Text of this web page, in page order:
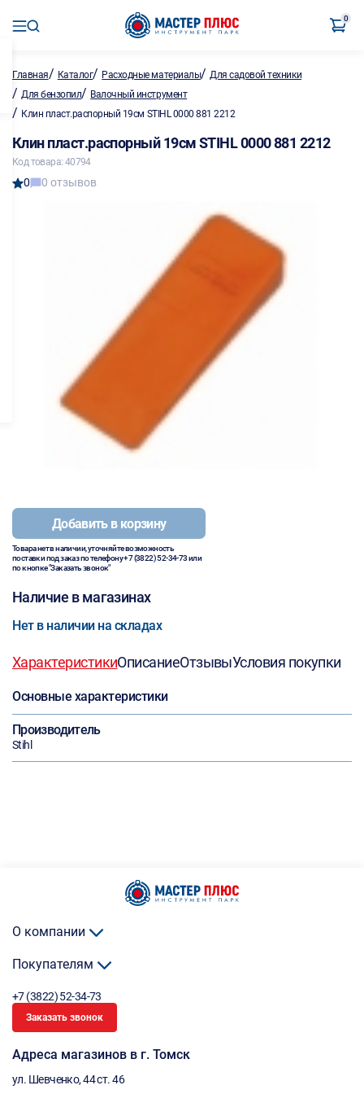
0
Главная/ Каталог/ Расходные материалы/Для садовой техники
/ Для бензопил/ Валочный инструмент
/ Клин пласт.распорный 19см STIHL 0000 881 2212
Клин пласт.распорный 19см STIHL 0000 881 2212
Код товара: 40794
0 0 отзывов
Добавить в корзину
Товара нет в наличии, уточняйте возможность
поставки под заказ по телефону+7 (3822) 52-34-73или
по кнопке "Заказать звонок"
Наличие в магазинах
Нет в наличии на складах
ХарактеристикиОписаниеОтзывыУсловия покупки
Основные характеристики
Производитель
Stihl
О компании
Покупателям
+7 (3822) 52-34-73
Заказать звонок
Адреса магазинов в г. Томск
ул. Шевченко, 44 ст. 46